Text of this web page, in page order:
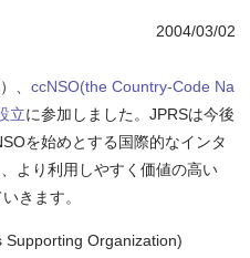
2004/03/02
、ccNSO(the Country-Code Na
立に参加しました。JPRSは今後
を始めとする国際的なインタ
より利用しやすく価値の高い
きます。
Organization)